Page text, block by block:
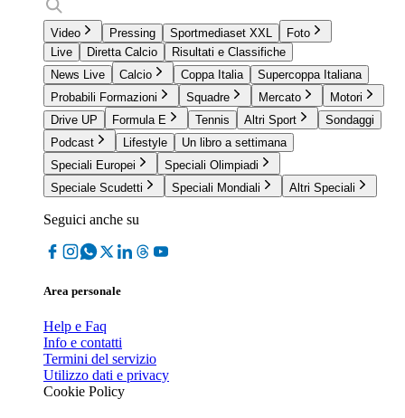
Video Pressing Sportmediaset XXL
Foto
Live
Diretta Calcio
Risultati e Classifiche
News Live
Calcio Coppa Italia
Supercoppa Italiana
Probabili Formazioni
Squadre Mercato
Motori
Drive UP
Formula E Tennis Altri Sport
Sondaggi
Podcast
Lifestyle
Un libro a settimana
Speciali Europei
Speciali Olimpiadi
Speciale Scudetti
Speciali Mondiali Altri Speciali
Seguici anche su
Area personale
Help e Faq
Info e contatti
Termini del servizio
Utilizzo dati e privacy
Cookie Policy